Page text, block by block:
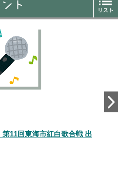
第11回東海市紅白歌合戦 出
Next